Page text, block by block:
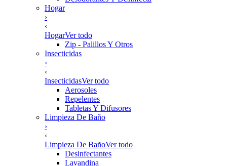
Hogar
›
‹
HogarVer todo
Zip - Palillos Y Otros
Insecticidas
›
‹
InsecticidasVer todo
Aerosoles
Repelentes
Tabletas Y Difusores
Limpieza De Baño
›
‹
Limpieza De BañoVer todo
Desinfectantes
Lavandina